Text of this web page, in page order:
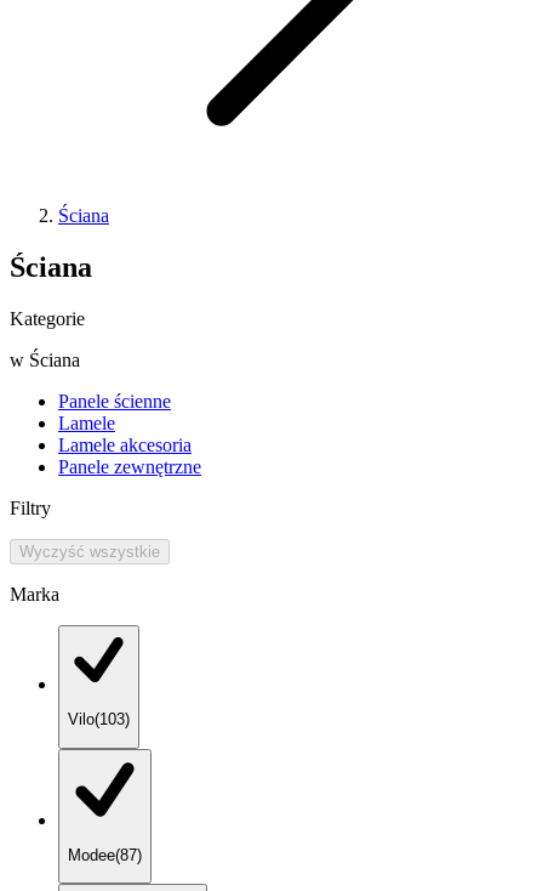
Ściana
Ściana
Kategorie
w Ściana
Panele ścienne
Lamele
Lamele akcesoria
Panele zewnętrzne
Filtry
Wyczyść wszystkie
Marka
Vilo(103)
Modee(87)